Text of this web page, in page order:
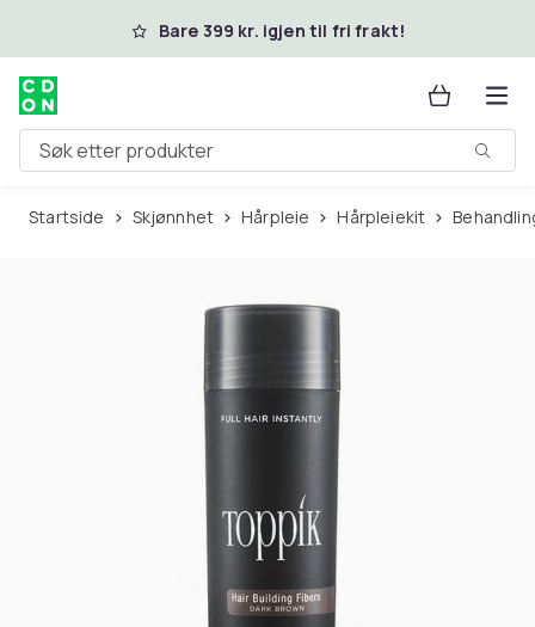
Hopp til hovedinnholdBare 399 kr. igjen til fri frakt!
Søk etter produkter
Startside Skjønnhet Hårpleie Hårpleiekit